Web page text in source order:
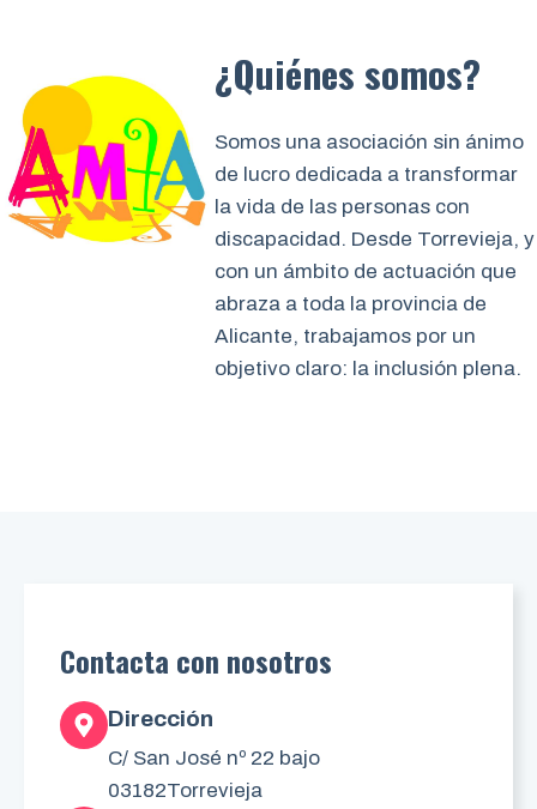
¿Quiénes somos?
Somos una asociación sin ánimo
de lucro dedicada a transformar
la vida de las personas con
discapacidad. Desde Torrevieja, y
con un ámbito de actuación que
abraza a toda la provincia de
Alicante, trabajamos por un
objetivo claro: la inclusión plena.
Contacta con nosotros
Dirección
C/ San José nº 22 bajo
03182Torrevieja